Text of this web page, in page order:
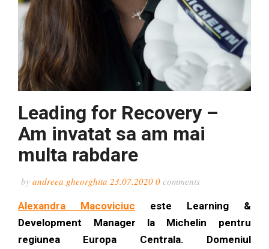
Leading for Recovery –
Am invatat sa am mai
multa rabdare
byandreea gheorghita23.07.2020 0comments
Alexandra Macoviciuc este Learning &
Development Manager la Michelin pentru
regiunea Europa Centrala. Domeniul